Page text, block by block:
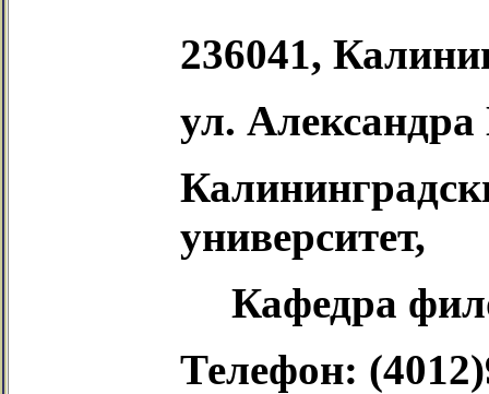
236041,
ул. Александра
университет,
Кафедра
Телефон: